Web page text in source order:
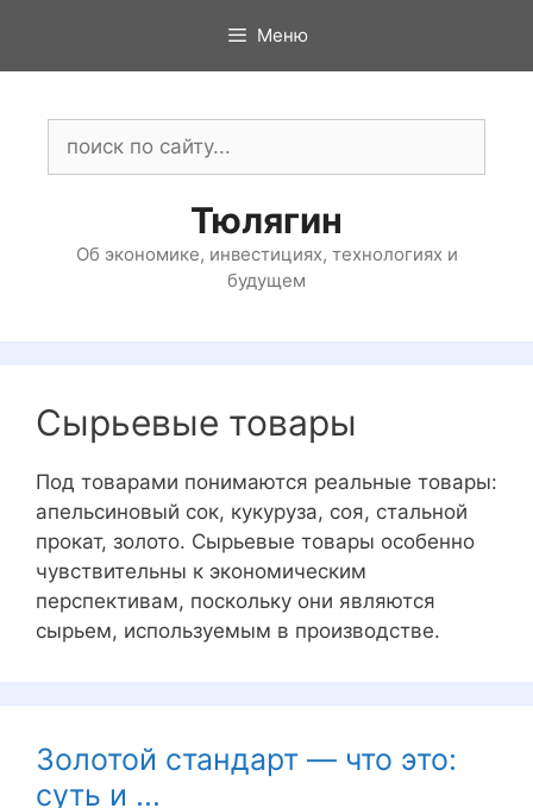
содержимому
Меню
Тюлягин
Об экономике, инвестициях, технологиях и
будущем
Сырьевые товары
Под товарами понимаются реальные товары:
апельсиновый сок, кукуруза, соя, стальной
прокат, золото. Сырьевые товары особенно
чувствительны к экономическим
перспективам, поскольку они являются
сырьем, используемым в производстве.
Золотой стандарт — что это:
суть и ...